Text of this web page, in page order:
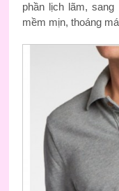
phần lịch lãm, sang
mềm mịn, thoáng